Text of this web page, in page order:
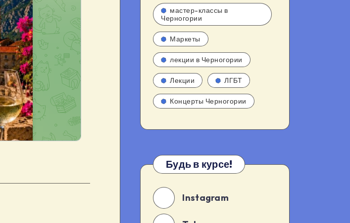
мастер-классы в
Черногории
Маркеты
лекции в Черногории
Лекции ЛГБТ
Концерты Черногории
Будь в курсе!
Instagram